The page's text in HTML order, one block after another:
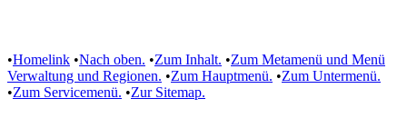
•Homelink •Nach oben. •Zum Inhalt. •Zum Metamenü und Menü
Verwaltung und Regionen. •Zum Hauptmenü. •Zum Untermenü.
•Zum Servicemenü. •Zur Sitemap.